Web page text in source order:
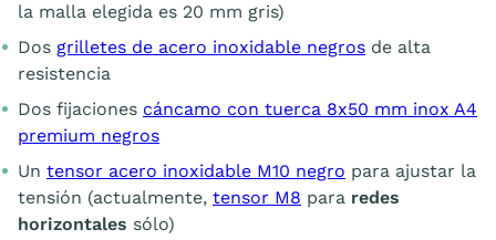
la malla elegida es 20 mm gris)
Dos grilletes de acero inoxidable negros de alta
resistencia
Dos fijaciones cáncamo con tuerca 8x50 mm inox A4
premium negros
Un tensor acero inoxidable M10 negro para ajustar la
tensión (actualmente, tensor M8 para redes
horizontales sólo)